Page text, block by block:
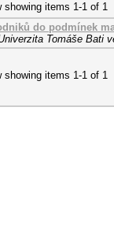
showing items 1-1 of 1
do podmínek
Tomáše Bati
showing items 1-1 of 1